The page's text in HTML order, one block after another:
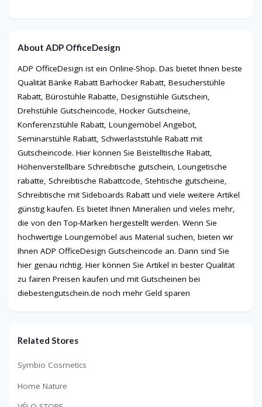
About ADP OfficeDesign
ADP OfficeDesign ist ein Online-Shop. Das bietet Ihnen beste
Qualität Bänke Rabatt Barhocker Rabatt, Besucherstühle
Rabatt, Bürostühle Rabatte, Designstühle Gutschein,
Drehstühle Gutscheincode, Hocker Gutscheine,
Konferenzstühle Rabatt, Loungemöbel Angebot,
Seminarstühle Rabatt, Schwerlaststühle Rabatt mit
Gutscheincode. Hier können Sie Beistelltische Rabatt,
Höhenverstellbare Schreibtische gutschein, Loungetische
rabatte, Schreibtische Rabattcode, Stehtische gutscheine,
Schreibtische mit Sideboards Rabatt und viele weitere Artikel
günstig kaufen. Es bietet Ihnen Mineralien und vieles mehr,
die von den Top-Marken hergestellt werden. Wenn Sie
hochwertige Loungemöbel aus Material suchen, bieten wir
Ihnen ADP OfficeDesign Gutscheincode an. Dann sind Sie
hier genau richtig. Hier können Sie Artikel in bester Qualität
zu fairen Preisen kaufen und mit Gutscheinen bei
diebestengutschein.de noch mehr Geld sparen
Related Stores
Symbio Cosmetics
Home Nature